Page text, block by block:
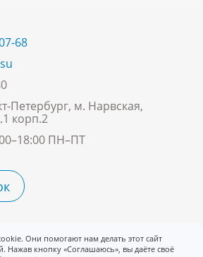
68
Петербург, м. Нарвская,
корп.2
ПН–ПТ
Они помогают нам делать этот сайт
Нажав кнопку «Соглашаюсь», вы даёте своё